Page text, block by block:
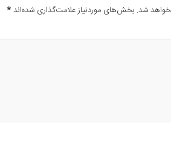
شد. بخش‌های موردنیاز علامت‌گذاری شده‌اند*